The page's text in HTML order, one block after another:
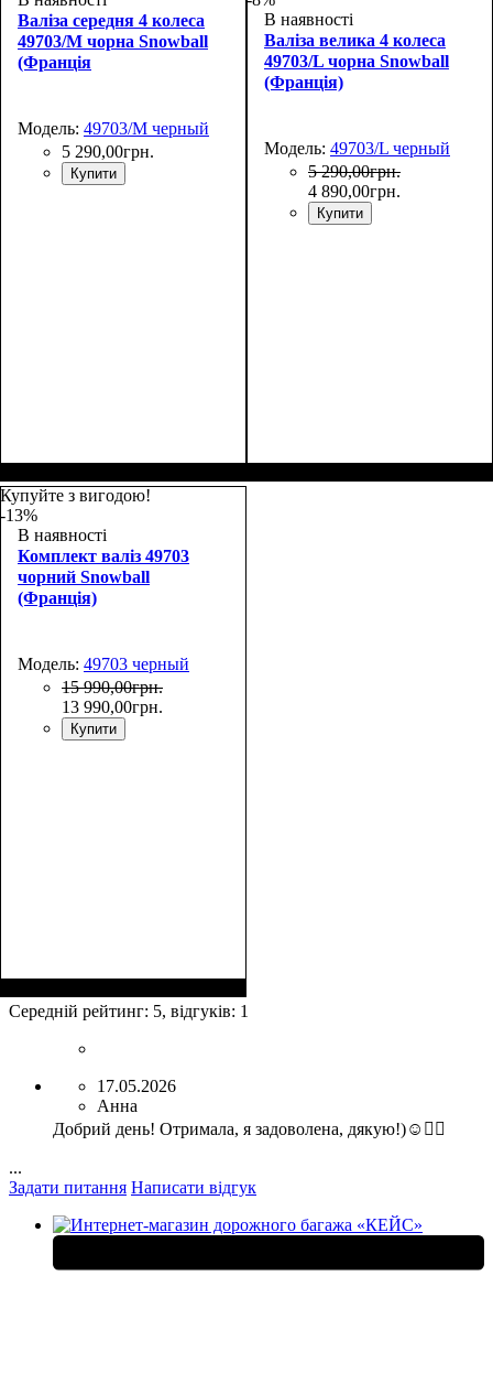
Валіза середня 4 колеса
49703/M чорна Snowball
(Франція
Модель: 49703/M черный
5 290,00грн.
Купити
65х46х25+5
В наявності
Валіза велика 4 колеса
49703/L чорна Snowball
(Франція)
Модель: 49703/L черный
5 290,00грн.
4 890,00грн.
Купити
Купуйте з вигодою!
-13%
В наявності
Комплект валіз 49703
чорний Snowball
(Франція)
Модель: 49703 черный
15 990,00грн.
13 990,00грн.
Купити
Середній рейтинг: 5, відгуків: 1
17.05.2026
Анна
Добрий день! Отримала, я задоволена, дякую!)☺️👍🏻
...
Задати питання Написати відгук